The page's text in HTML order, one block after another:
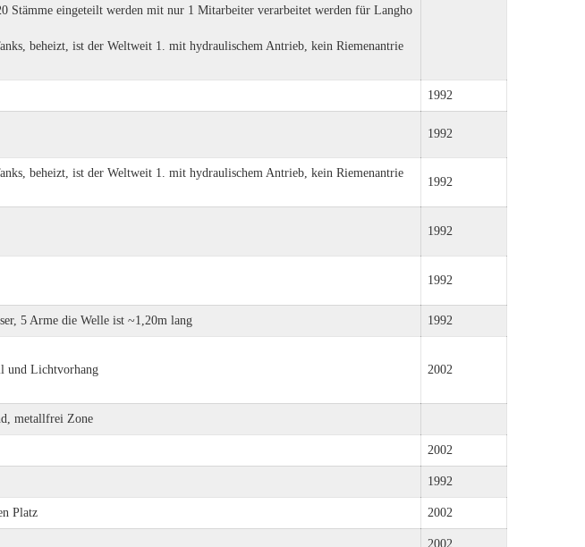
Stämme eingeteilt werden mit nur 1 Mitarbeiter verarbeitet werden für Langho
beheizt, ist der Weltweit 1. mit hydraulischem Antrieb, kein Riemenantrie
1992
1992
beheizt, ist der Weltweit 1. mit hydraulischem Antrieb, kein Riemenantrie
1992
1992
1992
5 Arme die Welle ist ~1,20m lang 1992
und Lichtvorhang 2002
metallfrei Zone
2002
1992
Platz 2002
2002